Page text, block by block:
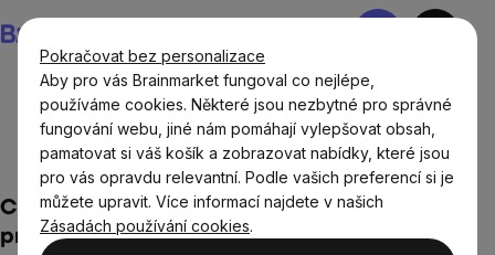
Pokračovat bez personalizace
Aby pro vás Brainmarket fungoval co nejlépe,
používáme cookies. Některé jsou nezbytné pro správné
fungování webu, jiné nám pomáhají vylepšovat obsah,
pamatovat si váš košík a zobrazovat nabídky, které jsou
pro vás opravdu relevantní. Podle vašich preferencí si je
můžete upravit. Více informací najdete v našich
Zásadách používání cookies.
na
obsah
Nákupní
Domov Ekodrogerie
Přírodní a ekologické prací
prostředky
Cleano Prací Gel, Ekologický, na bílé
prádlo, 1,5 L